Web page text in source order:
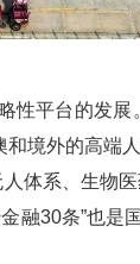
性平台的发
境外的高端
体系、生物
融30条”也